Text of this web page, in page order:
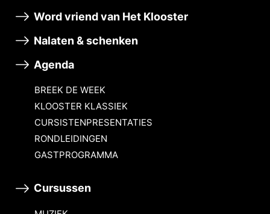
Word vriend van Het Klooster
Nalaten & schenken
Agenda
BREEK DE WEEK
KLOOSTER KLASSIEK
CURSISTENPRESENTATIES
RONDLEIDINGEN
GASTPROGRAMMA
Cursussen